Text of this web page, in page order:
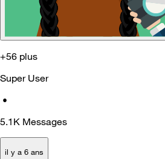
+56 plus
Super User
•
5.1K Messages
il y a 6 ans